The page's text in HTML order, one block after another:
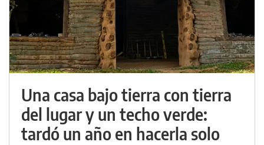
Una casa bajo tierra con tierra
del lugar y un techo verde:
tardó un año en hacerla solo